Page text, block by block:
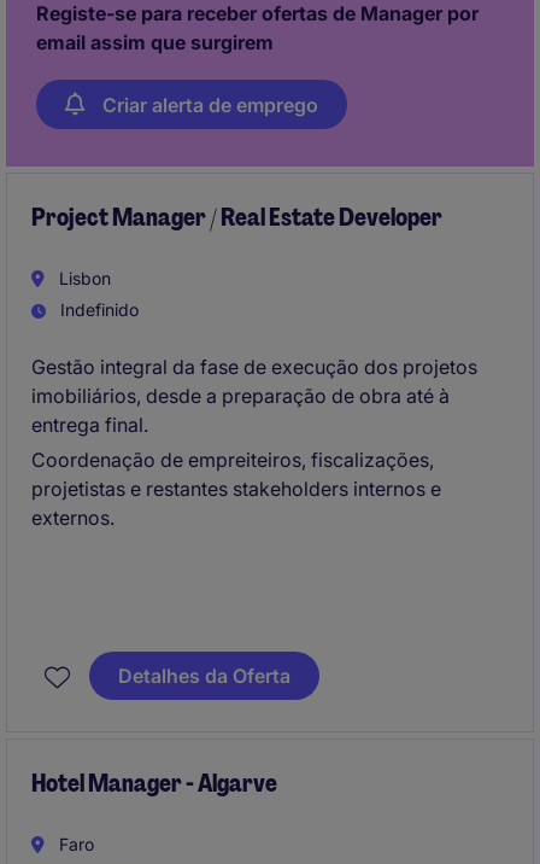
Registe-se para receber ofertas de Manager por
email assim que surgirem
Criar alerta de emprego
Project Manager / Real Estate Developer
Lisbon
Indefinido
Gestão integral da fase de execução dos projetos
imobiliários, desde a preparação de obra até à
entrega final.
Coordenação de empreiteiros, fiscalizações,
projetistas e restantes stakeholders internos e
externos.
Detalhes da Oferta
Hotel Manager - Algarve
Faro